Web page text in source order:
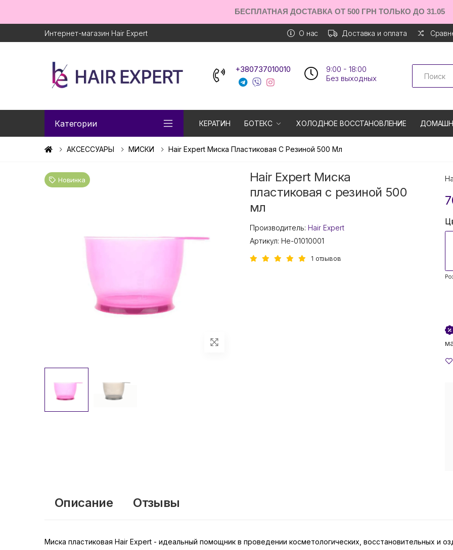
БЕСПЛАТНАЯ ДОСТАВКА ОТ 500 ГРН ТОЛЬКО ДО 31.05
Интернет-магазин Hair Expert О нас Доставка и оплата
+380737010010
9:00 - 18:00
Без выходных
Search
Категории КЕРАТИН БОТЕКС ХОЛОДНОЕ ВОССТАНОВЛЕНИЕ
АКСЕССУАРЫ МИСКИ Hair Expert Миска Пластиковая С Резиной 500 Мл
Новинка
Hair Expert Миска
пластиковая с резиной 500
мл
Производитель: Hair Expert
Артикул: He-01010001
1 отзывов
Описание Отзывы
Миска пластиковая Hair Expert - идеальный помощник в проведении косметологических, восстановительных и